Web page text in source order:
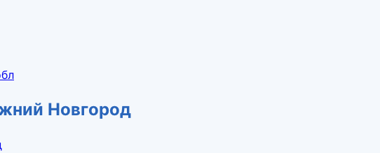
Новгород